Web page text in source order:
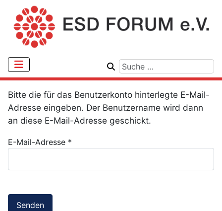
Bitte die für das Benutzerkonto hinterlegte E-Mail-
Adresse eingeben. Der Benutzername wird dann
an diese E-Mail-Adresse geschickt.
E-Mail-Adresse *
Senden